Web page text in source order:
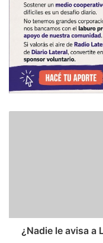
¿Nadie le avisa a